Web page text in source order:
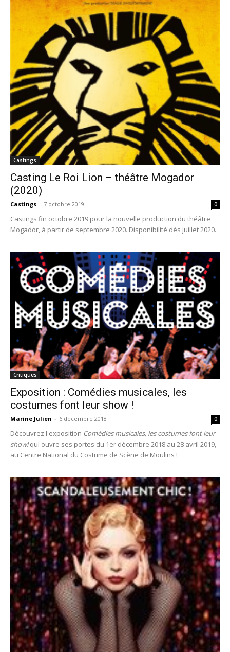
Castings
Casting Le Roi Lion – théâtre Mogador
(2020)
Castings - 7 octobre 2019 0
Castings fin octobre 2019 pour la nouvelle production du théâtre
Mogador, à partir de septembre 2020. Disponibilité dès juillet 2020.
Critiques
Exposition : Comédies musicales, les
costumes font leur show !
Marine Julien - 6 décembre 2018 0
Découvrez l'exposition Comédies musicales, les costumes font leur
show!qui ouvre ses portes du 1er décembre 2018 au 28 avril 2019,
au Centre National du Costume de Scène de Moulins !